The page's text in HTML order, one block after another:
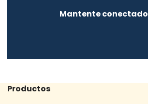
Mantente conectado
Productos